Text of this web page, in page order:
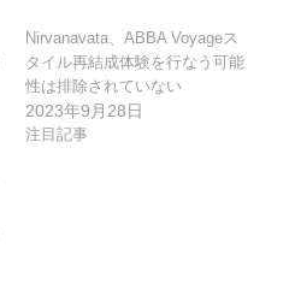
Nirvanavata、ABBA Voyageス
タイル再結成体験を行なう可能
性は排除されていない
2023年9月28日
注目記事